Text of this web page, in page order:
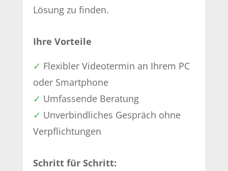
Lösung zu finden.
Ihre Vorteile
✓ Flexibler Videotermin an Ihrem PC
oder Smartphone
✓ Umfassende Beratung
✓ Unverbindliches Gespräch ohne
Verpflichtungen
Schritt für Schritt: